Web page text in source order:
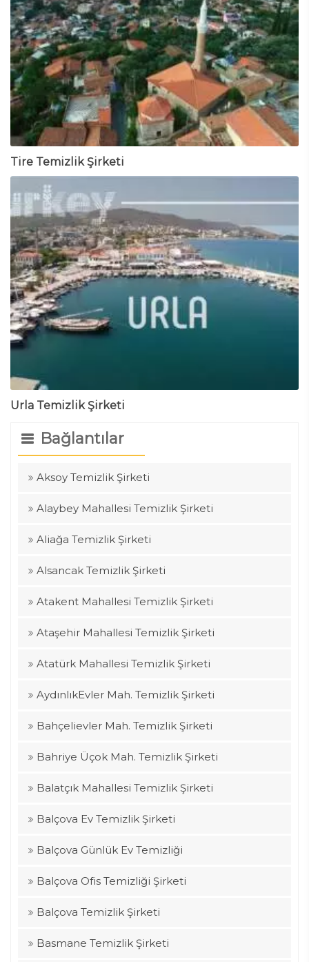
Tire Temizlik Şirketi
Urla Temizlik Şirketi
Bağlantılar
Aksoy Temizlik Şirketi
Alaybey Mahallesi Temizlik Şirketi
Aliağa Temizlik Şirketi
Alsancak Temizlik Şirketi
Atakent Mahallesi Temizlik Şirketi
Ataşehir Mahallesi Temizlik Şirketi
Atatürk Mahallesi Temizlik Şirketi
AydınlıkEvler Mah. Temizlik Şirketi
Bahçelievler Mah. Temizlik Şirketi
Bahriye Üçok Mah. Temizlik Şirketi
Balatçık Mahallesi Temizlik Şirketi
Balçova Ev Temizlik Şirketi
Balçova Günlük Ev Temizliği
Balçova Ofis Temizliği Şirketi
Balçova Temizlik Şirketi
Basmane Temizlik Şirketi